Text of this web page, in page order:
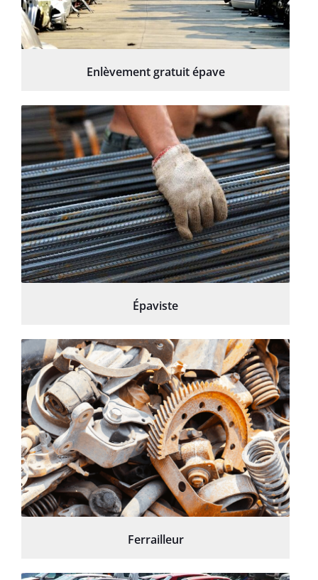
Enlèvement gratuit épave
Épaviste
Ferrailleur